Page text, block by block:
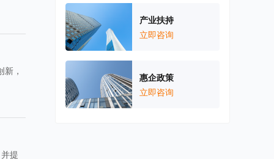
，
提
产业扶持
立即咨询
惠企政策
立即咨询